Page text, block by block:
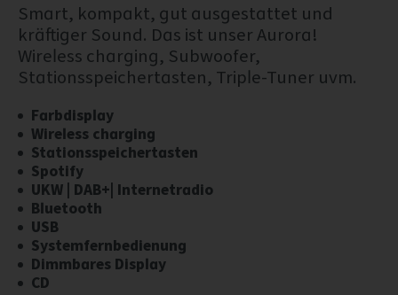
Smart, kompakt, gut ausgestattet und
kräftiger Sound. Das ist unser Aurora!
Wireless charging, Subwoofer,
Stationsspeichertasten, Triple-Tuner uvm.
Farbdisplay
Wireless charging
Stationsspeichertasten
Spotify
UKW | DAB+| Internetradio
Bluetooth
USB
Systemfernbedienung
Dimmbares Display
CD